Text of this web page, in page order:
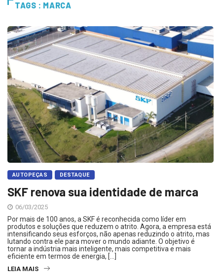
TAGS : MARCA
AUTOPEÇAS DESTAQUE
SKF renova sua identidade de marca
06/03/2025
Por mais de 100 anos, a SKF é reconhecida como líder em
produtos e soluções que reduzem o atrito. Agora, a empresa está
intensificando seus esforços, não apenas reduzindo o atrito, mas
lutando contra ele para mover o mundo adiante. O objetivo é
tornar a indústria mais inteligente, mais competitiva e mais
eficiente em termos de energia, […]
LEIA MAIS